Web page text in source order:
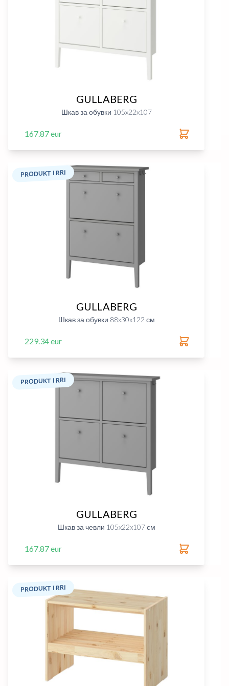
GULLABERG
Шкав за обувки 105x22x107
167.87 eur
PRODUKT I RRI
GULLABERG
Шкав за обувки 88x30x122 см
229.34 eur
PRODUKT I RRI
GULLABERG
Шкав за чевли 105x22x107 см
167.87 eur
PRODUKT I RRI